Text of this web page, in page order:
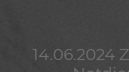
14.06.2024
14.06.2024
14.06.2024